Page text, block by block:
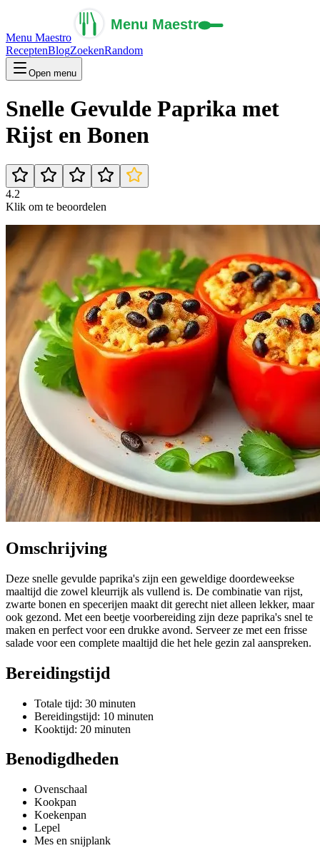
Menu Maestro
ReceptenBlogZoekenRandom
Open menu
Snelle Gevulde Paprika met
Rijst en Bonen
4.2
Klik om te beoordelen
Omschrijving
Deze snelle gevulde paprika's zijn een geweldige doordeweekse
maaltijd die zowel kleurrijk als vullend is. De combinatie van rijst,
zwarte bonen en specerijen maakt dit gerecht niet alleen lekker, maar
ook gezond. Met een beetje voorbereiding zijn deze paprika's snel te
maken en perfect voor een drukke avond. Serveer ze met een frisse
salade voor een complete maaltijd die het hele gezin zal aanspreken.
Bereidingstijd
Totale tijd: 30 minuten
Bereidingstijd: 10 minuten
Kooktijd: 20 minuten
Benodigdheden
Ovenschaal
Kookpan
Koekenpan
Lepel
Mes en snijplank